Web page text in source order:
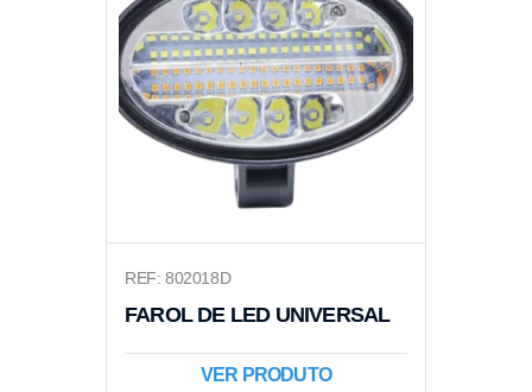
REF: 802018D
FAROL DE LED UNIVERSAL
VER PRODUTO